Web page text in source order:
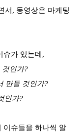
서, 동영상은 마케팅
슈가 있는데,
것인가?
만들 것인가?
인가?
이슈들을 하나씩 알